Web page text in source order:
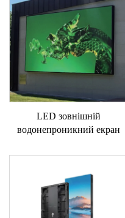
LED зовнішній
водонепроникний екран